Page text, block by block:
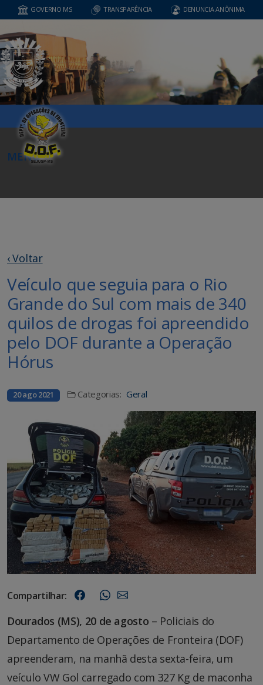
GOVERNO MS TRANSPARÊNCIA DENUNCIA ANÔNIMA
MENU
‹ Voltar
Veículo que seguia para o Rio
Grande do Sul com mais de 340
quilos de drogas foi apreendido
pelo DOF durante a Operação
Hórus
20 ago 2021 Categorias: Geral
Compartilhar:
Dourados (MS), 20 de agosto – Policiais do
Departamento de Operações de Fronteira (DOF)
apreenderam, na manhã desta sexta-feira, um
veículo VW Gol carregado com 327 Kg de maconha